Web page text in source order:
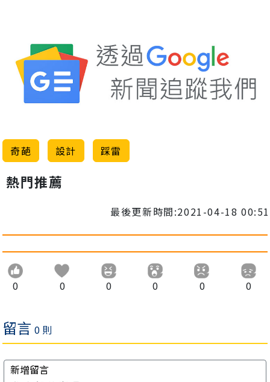
奇葩 設計 踩雷
熱門推薦
最後更新時間:2021-04-18 00:51
0 0 0 0 0 0